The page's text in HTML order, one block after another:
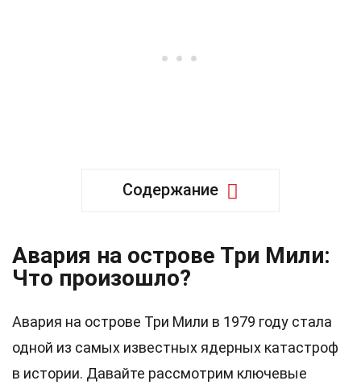
Содержание
Авария на острове Три Мили:
Что произошло?
Авария на острове Три Мили в 1979 году стала
одной из самых известных ядерных катастроф
в истории. Давайте рассмотрим ключевые